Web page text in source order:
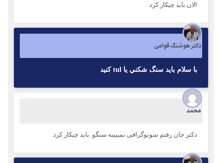
الان باید چیکار کرد
دکتر هوشنگ قوامی
با سلام بايد سنگ شكني يا tul كنيد
محمد
دکتر جان رفتم سونوگرافی نمیبینه سنگو .باید چیکار کرد